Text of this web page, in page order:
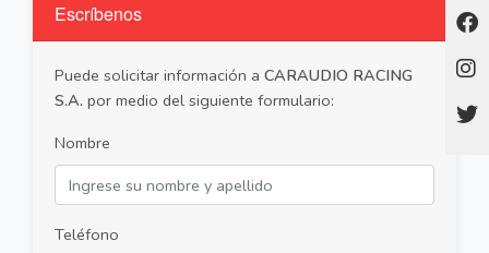
Escríbenos
Puede solicitar información a CARAUDIO RACING
S.A. por medio del siguiente formulario:
Nombre
Teléfono